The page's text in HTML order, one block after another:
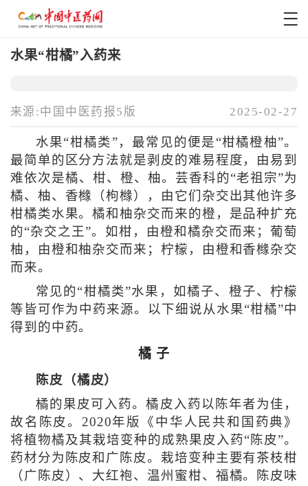
水果“柑橘”入药来
来源:中国中医药报5版 2025-02-27
水果“柑橘类”，最常见的便是“柑橘橙柚”。
最简单的区分方法就是剥皮的难易程度，由易到
难依次是橘、柑、橙、柚。芸香科的“老祖宗”为
橘、柚、香橼（枸橼），由它们杂交出其他许多
柑橘类水果。橘和柚杂交而来的橙，是品种扩充
的“杂交之王”。如柑，由橙和橘杂交而来；葡萄
柚，由橙和柚杂交而来；柠檬，由橙和香橼杂交
而来。
常见的“柑橘类”水果，如橘子、橙子、柠檬
等皆可作为中药来源。以下细说从水果“柑橘”中
得到的中药。
橘 子
陈皮（橘皮）
橘的果皮可入药。橘皮入药以陈年者为佳，
故名陈皮。2020年版《中华人民共和国药典》
将植物橘及其栽培变种的成熟果皮入药“陈皮”。
药材分为陈皮和广陈皮。栽培变种主要有茶枝柑
（广陈皮）、大红袍、温州蜜柑、福橘。陈皮味